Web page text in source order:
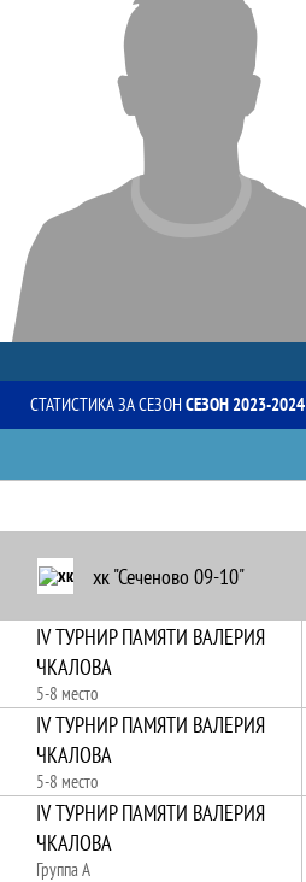
СТАТИСТИКА ЗА СЕЗОН СЕЗОН 2023-2024
хк "Сеченово 09-10"
IV ТУРНИР ПАМЯТИ ВАЛЕРИЯ
ЧКАЛОВА
5-8 место
IV ТУРНИР ПАМЯТИ ВАЛЕРИЯ
ЧКАЛОВА
5-8 место
IV ТУРНИР ПАМЯТИ ВАЛЕРИЯ
ЧКАЛОВА
Группа А